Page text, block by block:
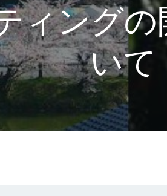
ィングの
いて